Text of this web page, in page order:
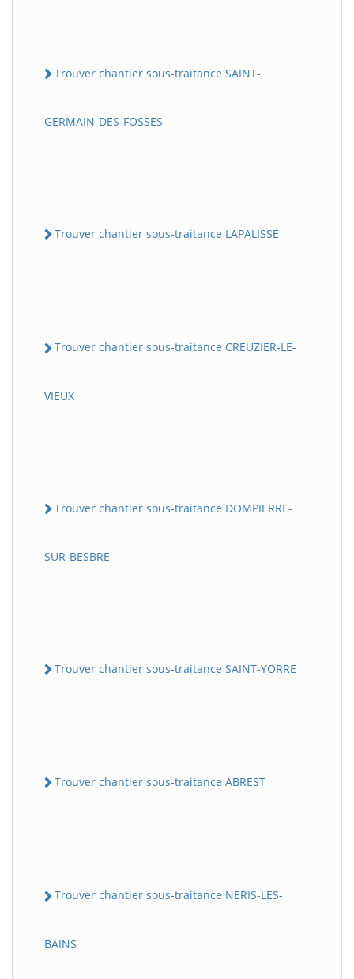
Trouver chantier sous-traitance SAINT-
GERMAIN-DES-FOSSES
Trouver chantier sous-traitance LAPALISSE
Trouver chantier sous-traitance CREUZIER-LE-
VIEUX
Trouver chantier sous-traitance DOMPIERRE-
SUR-BESBRE
Trouver chantier sous-traitance SAINT-YORRE
Trouver chantier sous-traitance ABREST
Trouver chantier sous-traitance NERIS-LES-
BAINS